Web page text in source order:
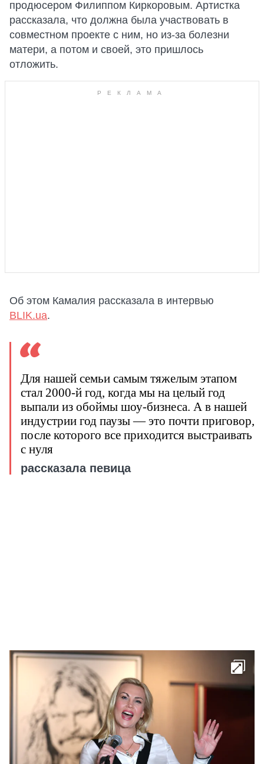
продюсером Филиппом Киркоровым. Артистка
рассказала, что должна была участвовать в
совместном проекте с ним, но из-за болезни
матери, а потом и своей, это пришлось
отложить.
Об этом Камалия рассказала в интервью
BLIK.ua.
Для нашей семьи самым тяжелым этапом
стал 2000-й год, когда мы на целый год
выпали из обоймы шоу-бизнеса. А в нашей
индустрии год паузы — это почти приговор,
после которого все приходится выстраивать
с нуля
рассказала певица